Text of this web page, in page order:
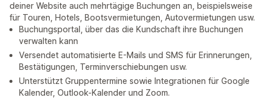
deiner Website auch mehrtägige Buchungen an, beispielsweise
für Touren, Hotels, Bootsvermietungen, Autovermietungen usw.
Buchungsportal, über das die Kundschaft ihre Buchungen
verwalten kann
Versendet automatisierte E-Mails und SMS für Erinnerungen,
Bestätigungen, Terminverschiebungen usw.
Unterstützt Gruppentermine sowie Integrationen für Google
Kalender, Outlook-Kalender und Zoom.